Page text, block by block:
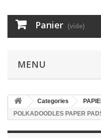
Panier (vide)
MENU
Categories
POLKADOODLES PAPER